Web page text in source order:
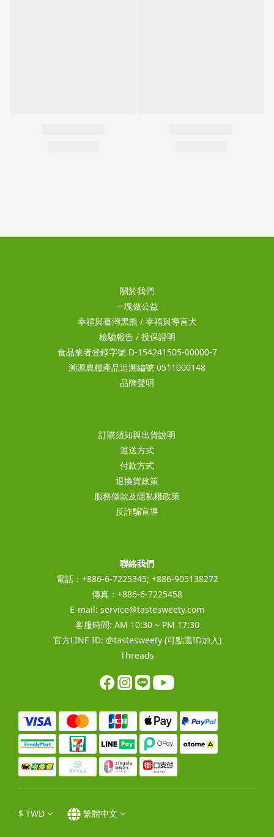
關於我們
一塊做公益
幸福與臺灣黑熊 / 幸福與導盲犬
檢驗報告/ 投保證明
食品業者登錄字號 D-154241505-00000-7
溯源農糧產品追溯編號 0511000148
品牌聲明
訂購須知與出貨說明
運送方式
付款方式
退換貨政策
服務條款及隱私權政策
反詐騙宣導
聯絡我們
電話：+886-6-7225345; +886-905138272
傳真：+886-6-7225458
E-mail: service@tastesweety.com
客服時間: AM 10:30 ~ PM 17:30
官方LINE ID: @tastesweety(可點選ID加入)
Threads
$ TWD 繁體中文